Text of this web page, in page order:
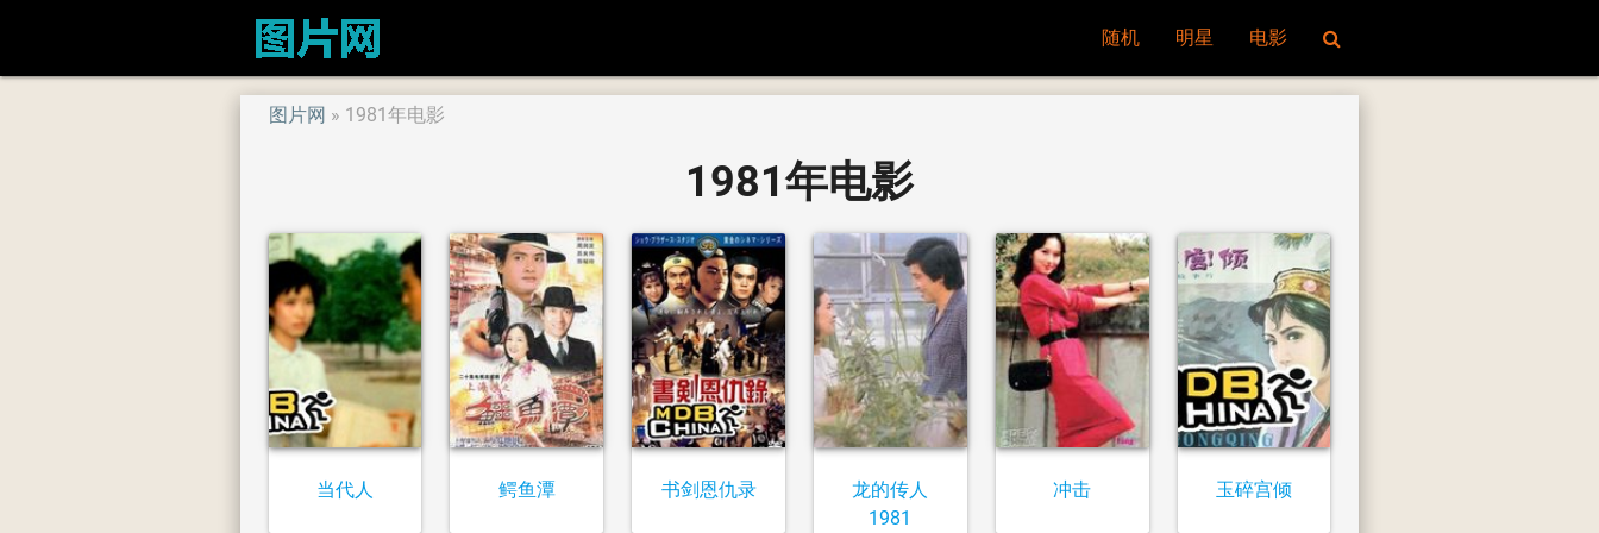
随机 明星 电影
图片网 1981年电影
1981年电影
当代人 鳄鱼潭 书剑恩仇录
龙的传人
1981
冲击 玉碎宫倾